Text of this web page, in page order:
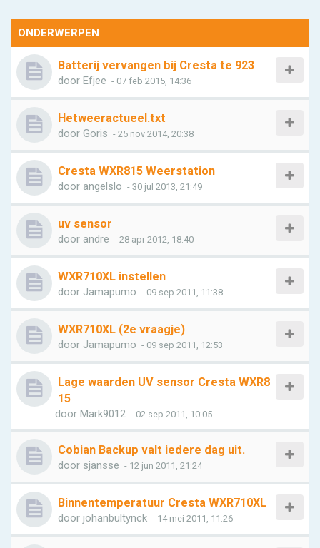
ONDERWERPEN
Batterij vervangen bij Cresta te 923
door Efjee - 07 feb 2015, 14:36
Hetweeractueel.txt
door Goris - 25 nov 2014, 20:38
Cresta WXR815 Weerstation
door angelslo - 30 jul 2013, 21:49
uv sensor
door andre - 28 apr 2012, 18:40
WXR710XL instellen
door Jamapumo - 09 sep 2011, 11:38
WXR710XL (2e vraagje)
door Jamapumo - 09 sep 2011, 12:53
Lage waarden UV sensor Cresta WXR8
15
door Mark9012 - 02 sep 2011, 10:05
Cobian Backup valt iedere dag uit.
door sjansse - 12 jun 2011, 21:24
Binnentemperatuur Cresta WXR710XL
door johanbultynck - 14 mei 2011, 11:26